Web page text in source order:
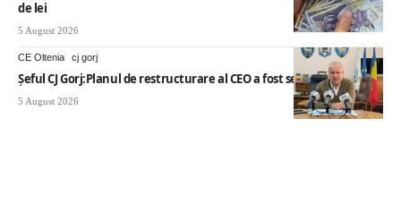
de lei
5 August 2026
CE Oltenia cj gorj
Șeful CJ Gorj:Planul de restructurare al CEO a fost secretizat
5 August 2026